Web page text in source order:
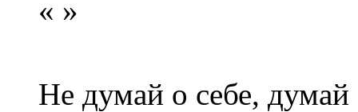
« »
Не думай о себе,